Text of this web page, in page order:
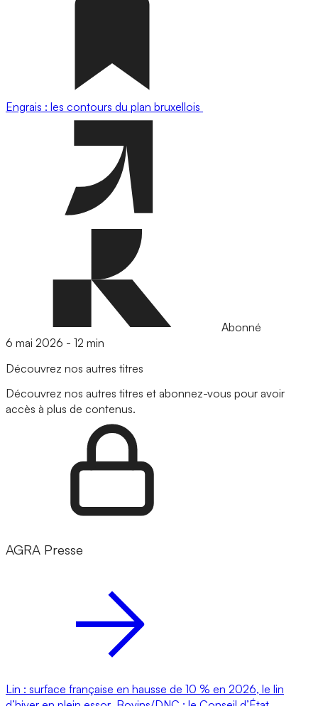
Engrais : les contours du plan bruxellois
Abonné
6 mai 2026 - 12 min
Découvrez nos autres titres
Découvrez nos autres titres et abonnez-vous pour avoir
accès à plus de contenus.
AGRA Presse
Lin : surface française en hausse de 10 % en 2026, le lin